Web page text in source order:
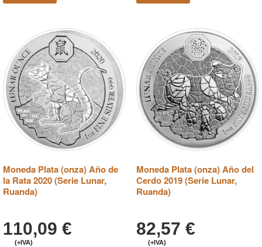
Moneda Plata (onza) Año de
la Rata 2020 (Serie Lunar,
Ruanda)
110,09 €
(+IVA)
Moneda Plata (onza) Año del
Cerdo 2019 (Serie Lunar,
Ruanda)
82,57 €
(+IVA)